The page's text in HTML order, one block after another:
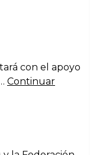
con el apoyo
Continuar